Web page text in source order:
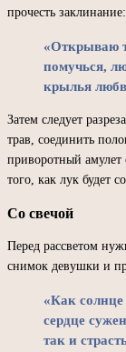
прочесть заклинание:
«Открываю
помучься,
крылья
Затем следует
трав, соединить
приворотный амулет
того, как лук будет
Со свечой
Перед рассветом
снимок девушки и
«Как
сердце
так и